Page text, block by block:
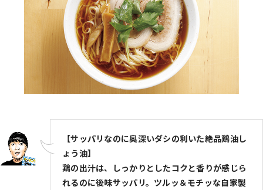
【サッパリなのに奥深いダシの利いた絶品鶏油し
ょう油】
鶏の出汁は、しっかりとしたコクと香りが感じら
れるのに後味サッパリ。ツルッ＆モチッな自家製